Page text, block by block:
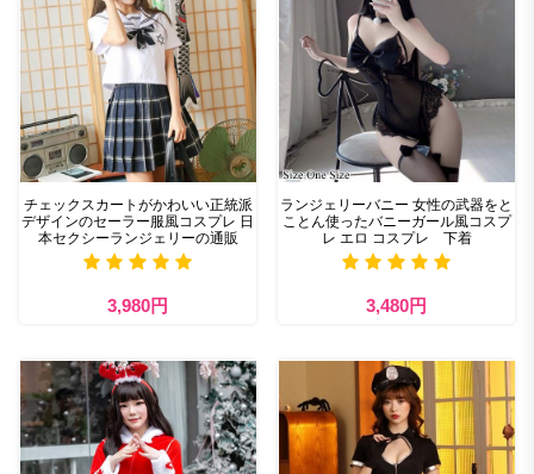
チェックスカートがかわいい正統派
デザインのセーラー服風コスプレ 日
本セクシーランジェリーの通販
3,980円
ランジェリーバニー 女性の武器をと
ことん使ったバニーガール風コスプ
レ エロ コスプレ 下着
3,480円